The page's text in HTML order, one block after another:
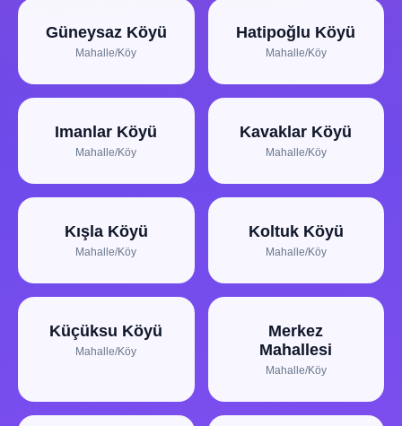
Güneysaz Köyü
Mahalle/Köy
Hatipoğlu Köyü
Mahalle/Köy
Imanlar Köyü
Mahalle/Köy
Kavaklar Köyü
Mahalle/Köy
Kışla Köyü
Mahalle/Köy
Koltuk Köyü
Mahalle/Köy
Küçüksu Köyü
Mahalle/Köy
Merkez
Mahallesi
Mahalle/Köy